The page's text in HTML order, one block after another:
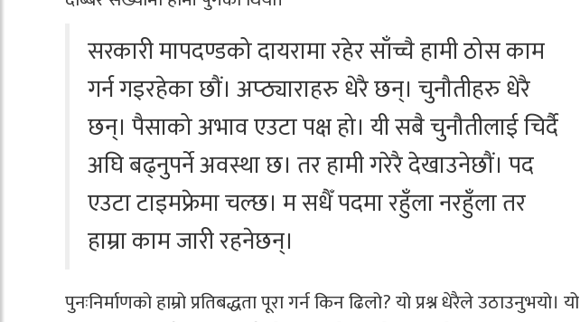
सरकारी मापदण्डको दायरामा रहेर साँच्चै हामी ठोस काम
गर्न गइरहेका छौं। अप्ठ्याराहरु धेरै छन्। चुनौतीहरु धेरै
छन्। पैसाको अभाव एउटा पक्ष हो। यी सबै चुनौतीलाई चिर्दै
अघि बढ्नुपर्ने अवस्था छ। तर हामी गरेरै देखाउनेछौं। पद
एउटा टाइमफ्रेमा चल्छ। म सधैँ पदमा रहुँला नरहुँला तर
हाम्रा काम जारी रहनेछन्।
पुनःनिर्माणको हाम्रो प्रतिबद्धता पूरा गर्न किन ढिलो? यो प्रश्न धेरैले उठाउनुभयो। यो